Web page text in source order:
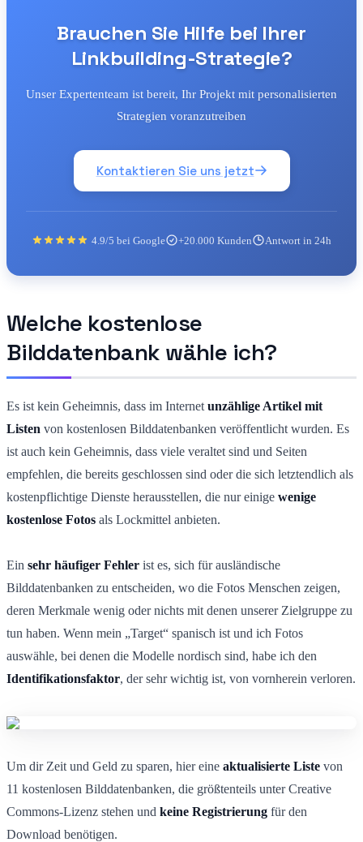
Brauchen Sie Hilfe bei Ihrer
Linkbuilding-Strategie?
Unser Expertenteam ist bereit, Ihr Projekt mit personalisierten
Strategien voranzutreiben
Kontaktieren Sie uns jetzt
4.9/5 bei Google +20.000 Kunden Antwort in 24h
Welche kostenlose
Bilddatenbank wähle ich?
Es ist kein Geheimnis, dass im Internet unzählige Artikel mit
Listen von kostenlosen Bilddatenbanken veröffentlicht wurden. Es
ist auch kein Geheimnis, dass viele veraltet sind und Seiten
empfehlen, die bereits geschlossen sind oder die sich letztendlich als
kostenpflichtige Dienste herausstellen, die nur einige wenige
kostenlose Fotos als Lockmittel anbieten.
Ein sehr häufiger Fehler ist es, sich für ausländische
Bilddatenbanken zu entscheiden, wo die Fotos Menschen zeigen,
deren Merkmale wenig oder nichts mit denen unserer Zielgruppe zu
tun haben. Wenn mein „Target“ spanisch ist und ich Fotos
auswähle, bei denen die Modelle nordisch sind, habe ich den
Identifikationsfaktor, der sehr wichtig ist, von vornherein verloren.
Um dir Zeit und Geld zu sparen, hier eine aktualisierte Liste von
11 kostenlosen Bilddatenbanken, die größtenteils unter Creative
Commons-Lizenz stehen und keine Registrierung für den
Download benötigen.